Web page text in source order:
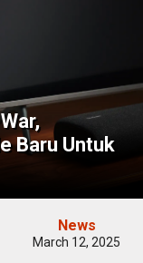
Baru Untuk
News
March 12, 2025